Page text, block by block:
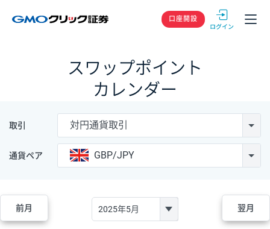
GMOクリック
口座開設
スワップポイント
カレンダー
取引 対円通貨取引
通貨ペア GBP/JPY
前月 翌月